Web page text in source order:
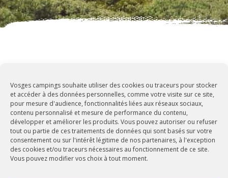
Vosges campings souhaite utiliser des cookies ou traceurs pour stocker
et accéder à des données personnelles, comme votre visite sur ce site,
pour mesure d'audience, fonctionnalités liées aux réseaux sociaux,
contenu personnalisé et mesure de performance du contenu,
développer et améliorer les produits. Vous pouvez autoriser ou refuser
tout ou partie de ces traitements de données qui sont basés sur votre
consentement ou sur l'intérêt légitime de nos partenaires, à l'exception
des cookies et/ou traceurs nécessaires au fonctionnement de ce site.
Vous pouvez modifier vos choix à tout moment.
LE PATRIMOINE
LA FAUNE ET LA FLORE
SPORT ET BIEN-ÊTRE